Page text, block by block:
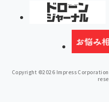
Copyright ©2026 Impress